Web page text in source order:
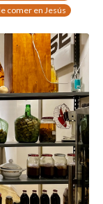
comer en Jesús